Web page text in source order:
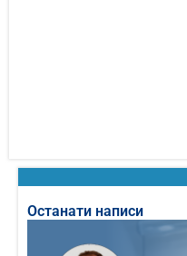
Останати написи